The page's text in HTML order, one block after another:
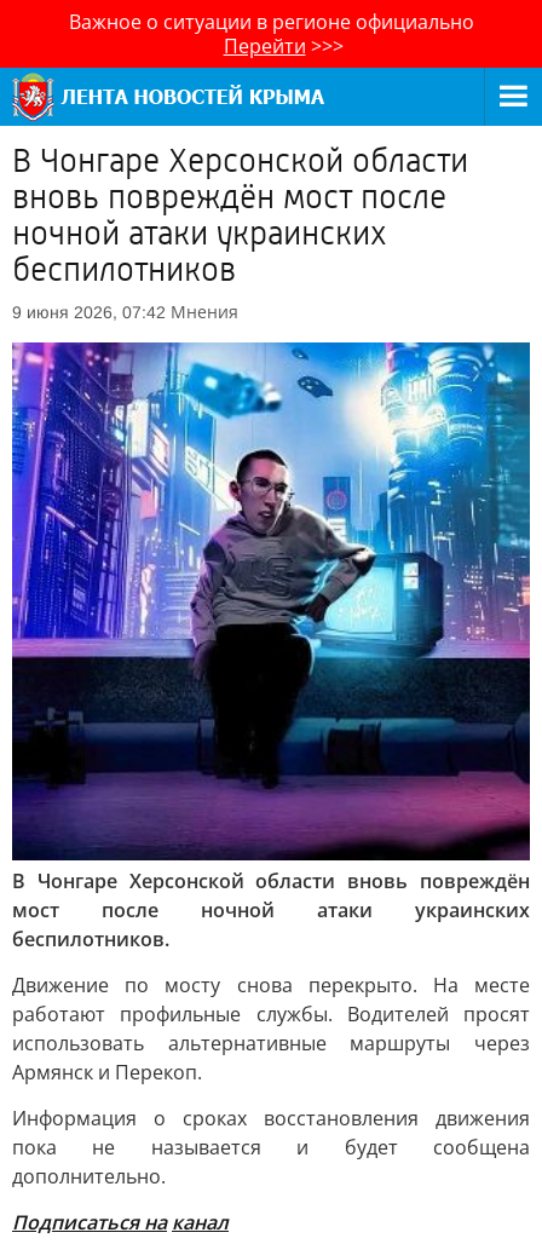
Важное о ситуации в регионе официально
Перейти >>>
В Чонгаре Херсонской области
вновь повреждён мост после
ночной атаки украинских
беспилотников
9 июня 2026, 07:42 Мнения
В Чонгаре Херсонской области вновь повреждён
мост после ночной атаки украинских
беспилотников.
Движение по мосту снова перекрыто. На месте
работают профильные службы. Водителей просят
использовать альтернативные маршруты через
Армянск и Перекоп.
Информация о сроках восстановления движения
пока не называется и будет сообщена
дополнительно.
Подписаться на канал